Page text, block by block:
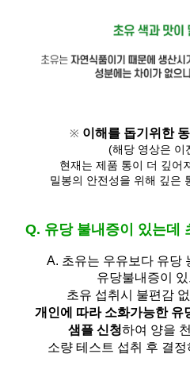
※ 이해를 돕기위한
(해당 영상은 이
현재는 제품 통이 더 깊어
밀봉의 안전성을 위해 깊은
Q. 유당 불내증이 있는데
A. 초유는 우유보다 유당
유당불내증이
초유 섭취시 불편감
개인에 따라 소화가능한 유
샘플 신청하여 양을
소량 테스트 섭취 후 결